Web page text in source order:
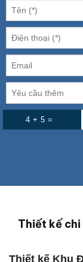
4 + 5 =
Thiết kế chi
Thiết kế Khu